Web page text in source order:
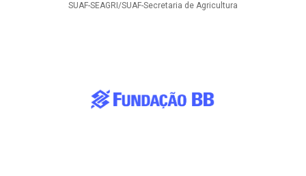
SUAF-SEAGRI/SUAF-Secretaria de Agricultura